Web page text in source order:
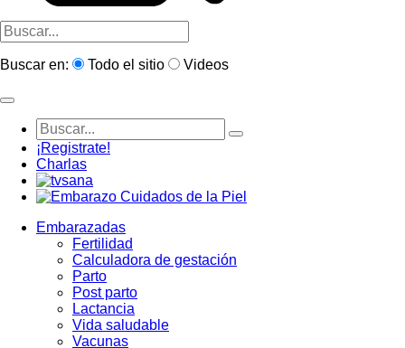
Buscar en: Todo el sitio Videos
¡Registrate!
Charlas
Embarazadas
Fertilidad
Calculadora de gestación
Parto
Post parto
Lactancia
Vida saludable
Vacunas